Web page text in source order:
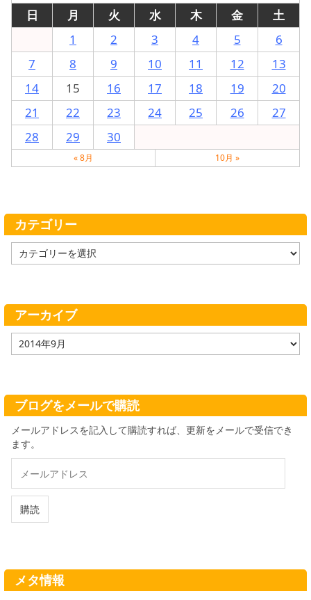
日
月 火 水 木 金
土
1
2 3 4 5
6
7
8 9 10 11 12
13
14
15 16 17 18 19
20
21
22 23 24 25 26
27
28
29 30
« 8月 10月 »
カテゴリー
テ
ー
アーカイブ
ア
ー
ブ
ブログをメールで購読
メールアドレスを記入して購読すれば、更新をメールで受信でき
ます。
ル
ド
購読
メタ情報